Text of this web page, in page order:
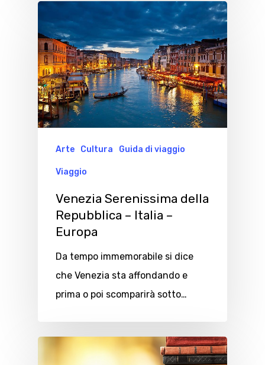
Arte Cultura Guida di viaggio
Viaggio
Venezia Serenissima della
Repubblica – Italia –
Europa
Da tempo immemorabile si dice
che Venezia sta affondando e
prima o poi scomparirà sotto…